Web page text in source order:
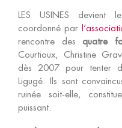
LES USINES devient
coordonné par
rencontre des quatre
Courtioux, Christine
dès 2007 pour tenter
Ligugé. Ils sont
ruinée soit-elle,
puissant.